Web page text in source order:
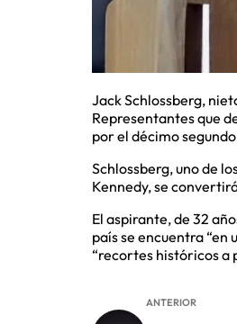
Jack Schlossberg,
Representantes que
por el décimo
Schlossberg, uno de
Kennedy, se
El aspirante, de 32
país se encuentra “en
“recortes históricos a
ANTERIOR